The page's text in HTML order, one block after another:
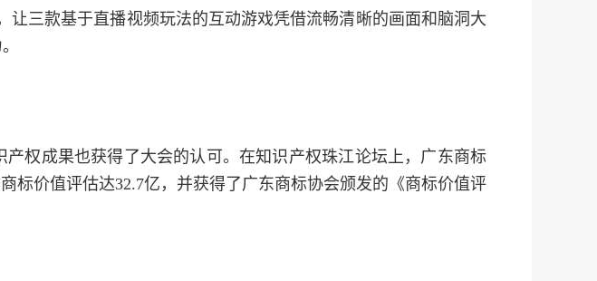
三款基于直播视频玩法的互动游戏凭借流畅清晰的画面和脑洞大
权成果也获得了大会的认可。在知识产权珠江论坛上，广东商标
标价值评估达32.7亿，并获得了广东商标协会颁发的《商标价值评